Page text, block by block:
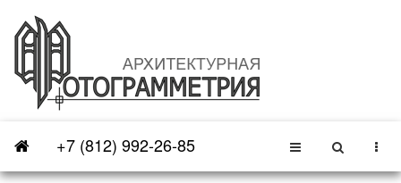
+7 (812) 992-26-85